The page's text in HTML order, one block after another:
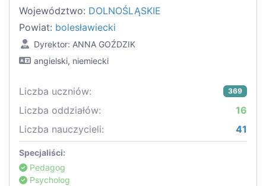
Województwo: DOLNOŚLĄSKIE
Powiat: bolesławiecki
Dyrektor: ANNA GOŹDZIK
angielski, niemiecki
Liczba uczniów: 369
Liczba oddziałów:
16
Liczba nauczycieli:
41
Specjaliści:
Pedagog
Psycholog